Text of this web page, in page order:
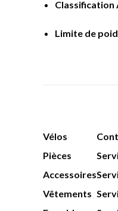
Classification
Limite de
Vélos
Pièces
Accessoires
Vêtements